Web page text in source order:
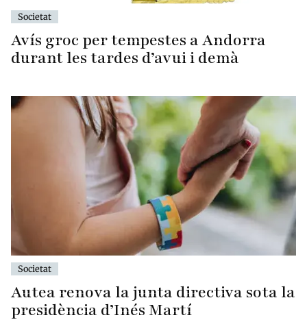
Societat
Avís groc per tempestes a Andorra
durant les tardes d’avui i demà
Societat
Autea renova la junta directiva sota la
presidència d’Inés Martí